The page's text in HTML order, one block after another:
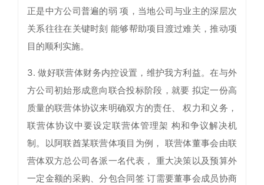
正是中方公司普遍的弱 项，当地公司与业主的深层次
关系往往在关键时刻 能够帮助项目渡过难关，推动项
目的顺利实施。
3. 做好联营体财务内控设置，维护我方利益。在与外
方公司初始形成意向联合投标阶段，就要 拟定一份高
质量的联营体协议来明确双方的责任、 权力和义务，
联营体协议中要设定联营体管理架 构和争议解决机
制。以阿联酋某联营体项目为例， 联营体董事会由联
营体双方总公司各派一名代表， 重大决策以及预算外
一定金额的采购、分包合同签 订需要董事会成员协商